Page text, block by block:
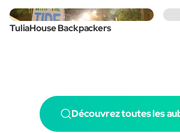
TuliaHouse Backpackers
Découvrez toutes les